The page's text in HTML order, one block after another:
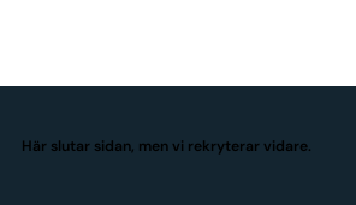
Här slutar sidan, men vi rekryterar vidare.